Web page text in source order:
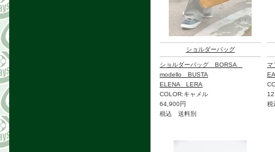
ショルダーバッグ
ショルダーバッグ BORSA
modello BUSTA
ELENA LERA
COLOR:キャメル
64,900円
税込 送料別
マ
税